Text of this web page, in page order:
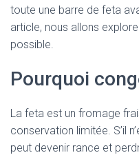
toute une barre de feta
article, nous allons
possible.
Pourquoi
La feta est un fromage
conservation limitée. S’il
peut devenir rance et